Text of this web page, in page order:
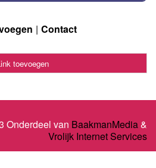
Contact
toevoegen
Onderdeel van BaakmanMedia&
Vrolijk Internet Services